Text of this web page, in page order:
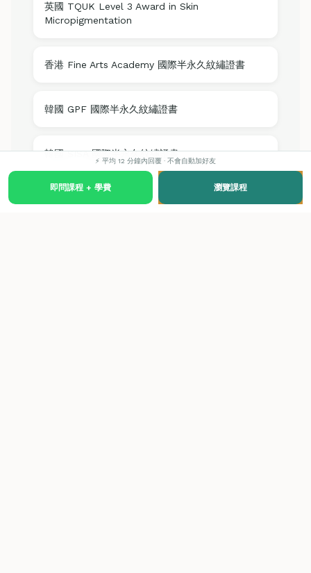
英國 TQUK Level 3 Award in Skin
Micropigmentation
香港 Fine Arts Academy 國際半永久紋繡證書
韓國 GPF 國際半永久紋繡證書
韓國 SISA 國際半永久紋繡證書
韓國 IFBC 國際半永久紋繡證書
⚡ 平均 12 分鐘內回覆 · 不會自動加好友
即問課程 + 學費 瀏覽課程